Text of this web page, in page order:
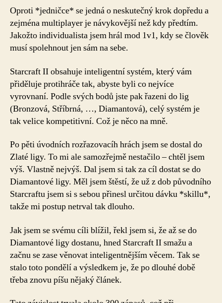
Oproti *jedničce* se jedná o neskutečný krok dopředu a
zejména multiplayer je návykovější než kdy předtím.
Jakožto individualista jsem hrál mod 1v1, kdy se člověk
musí spolehnout jen sám na sebe.
Starcraft II obsahuje inteligentní systém, který vám
přiděluje protihráče tak, abyste byli co nejvíce
vyrovnaní. Podle svých bodů jste pak řazeni do lig
(Bronzová, Stříbrná, …, Diamantová), celý systém je
tak velice kompetitivní. Což je něco na mně.
Po pěti úvodních rozřazovacíh hrách jsem se dostal do
Zlaté ligy. To mi ale samozřejmě nestačilo – chtěl jsem
výš. Vlastně nejvýš. Dal jsem si tak za cíl dostat se do
Diamantové ligy. Měl jsem štěstí, že už z dob původního
Starcraftu jsem si s sebou přinesl určitou dávku *skillu*,
takže mi postup netrval tak dlouho.
Jak jsem se svému cíli blížil, řekl jsem si, že až se do
Diamantové ligy dostanu, hned Starcraft II smažu a
začnu se zase věnovat inteligentnějším věcem. Tak se
stalo toto pondělí a výsledkem je, že po dlouhé době
třeba znovu píšu nějaký článek.